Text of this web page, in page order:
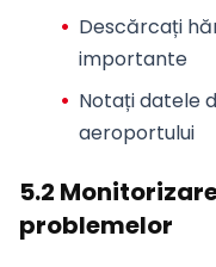
Descărcați
importante
Notați datele
aeroportului
5.2
problemelor